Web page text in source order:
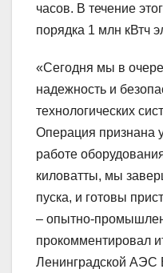
часов. В течение
порядка 1 млн кВтч
«Сегодня мы в
надежность и
технологических
Операция признана
работе
киловатты, мы
пуска, и готовы
– опытно-
прокомментировал
Ленинградской АЭС